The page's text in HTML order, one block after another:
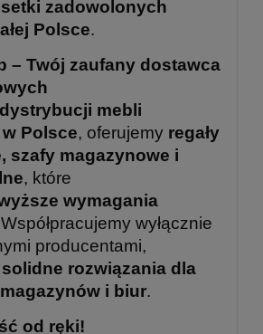
setki zadowolonych
Polsce.
– Twój zaufany dostawca
mebli
Polsce, oferujemy regały
szafy magazynowe i
, które
wymagania
wyłącznie
producentami,
solidne rozwiązania dla
i biur.
od ręki!